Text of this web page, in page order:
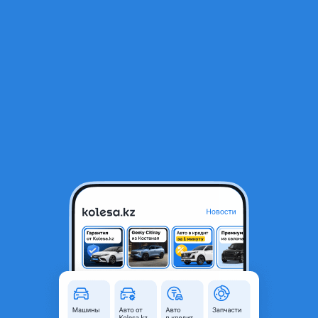
3
летних Китай вместе с дисками. Ездили
всего один сезон, полностью целые,
разболтовка 5 112
Рудный
Шины и диски в комплекте на Прадо 150.